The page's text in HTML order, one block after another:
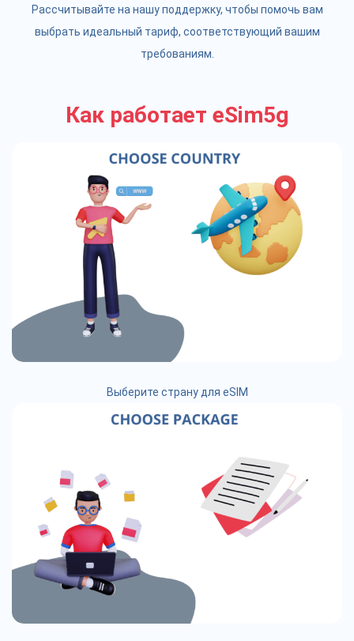
Рассчитывайте на нашу поддержку, чтобы помочь вам
выбрать идеальный тариф, соответствующий вашим
требованиям.
Как работает eSim5g
Выберите страну для eSIM